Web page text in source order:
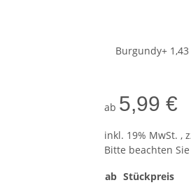
Burgundy+
ab 5,99 €
inkl. 19% MwSt. ,
Bitte beachten
ab Stückpreis